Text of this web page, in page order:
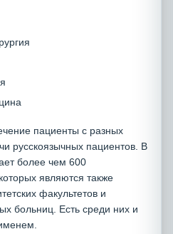
пациенты с разных
русскоязычных пациентов. В
более чем 600
являются также
факультетов и
больниц. Есть среди них и